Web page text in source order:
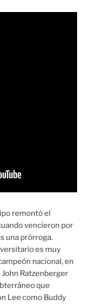
remontó el
vencieron por
una prórroga.
es muy
nacional, en
Ratzenberger
que
Lee como Buddy